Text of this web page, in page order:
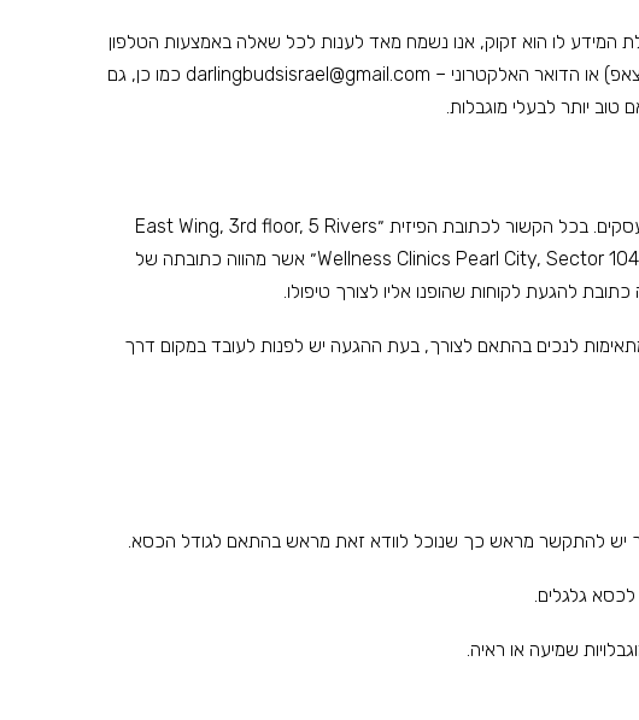
לו הוא זקוק, אנו נשמח מאד לענות לכל שאלה באמצעות הטלפון
darlingbudsisrael@gmail.com כמו כן, גם
יותר לבעלי מוגבלות.
א. אנו עסק אינטרנטי הנותן שירותי שיווק לעסקים. בכל הקשור לכתובת הפיזית ״East Wing, 3rd floor, 5 Rivers
Wellness Clinics Pearl City, Sector 104 Mohali (Chandigarh – India) 140307״ אשר מהווה כתובתה של
להגעת לקוחות שהופנו אליו לצורך טיפולו.
מתאימות לנכים בהתאם לצורך, בעת ההגעה יש לפנות לעובד במקום דרך